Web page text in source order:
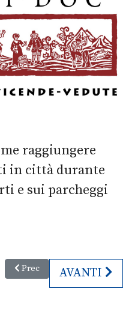
raggiungere
in città durante
e sui parcheggi
Articolo precedente: Gusti off
Prec ARTICOLO
AVANTI